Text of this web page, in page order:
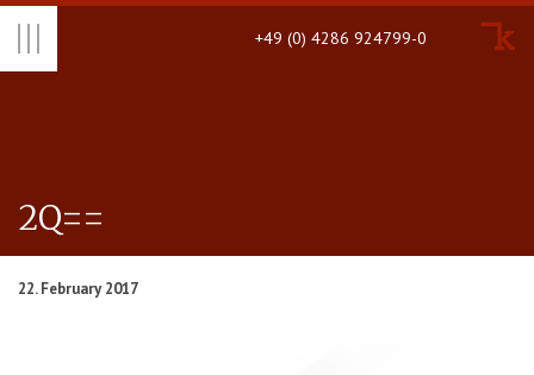
+49 (0) 4286 924799-0
2Q==
22. February 2017